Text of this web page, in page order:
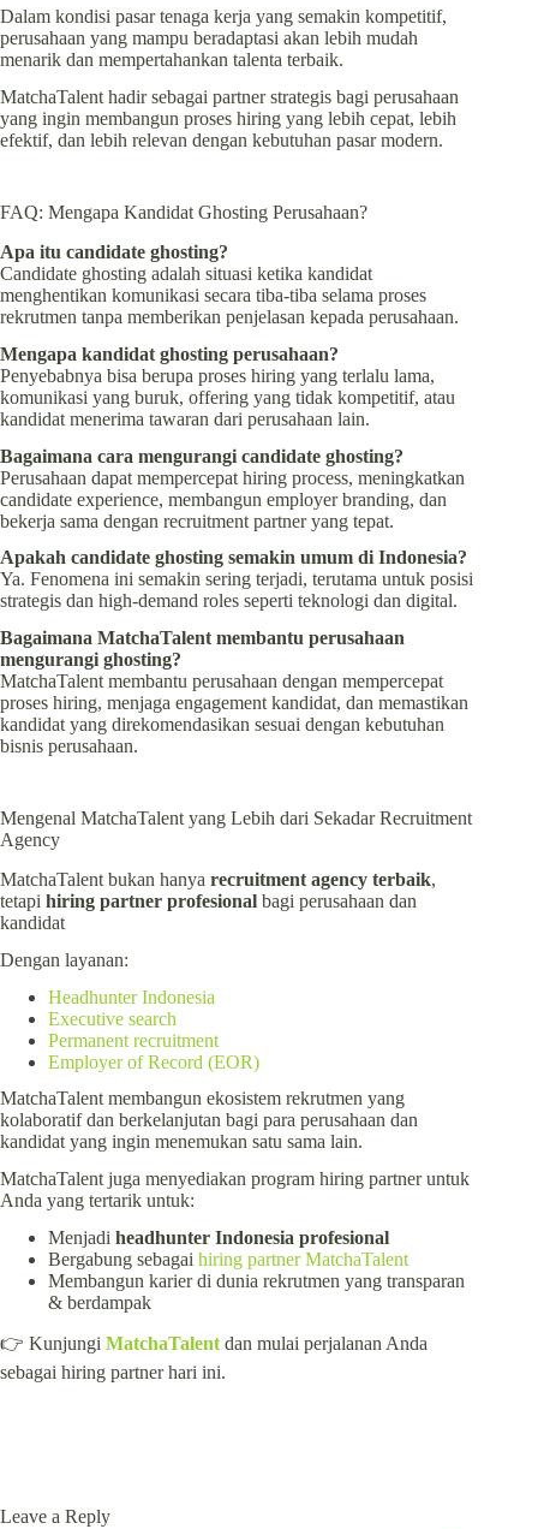
Dalam kondisi pasar tenaga kerja yang semakin kompetitif,
perusahaan yang mampu beradaptasi akan lebih mudah
menarik dan mempertahankan talenta terbaik.
MatchaTalent hadir sebagai partner strategis bagi perusahaan
yang ingin membangun proses hiring yang lebih cepat, lebih
efektif, dan lebih relevan dengan kebutuhan pasar modern.
FAQ: Mengapa Kandidat Ghosting Perusahaan?
Apa itu candidate ghosting?
Candidate ghosting adalah situasi ketika kandidat
menghentikan komunikasi secara tiba-tiba selama proses
rekrutmen tanpa memberikan penjelasan kepada perusahaan.
Mengapa kandidat ghosting perusahaan?
Penyebabnya bisa berupa proses hiring yang terlalu lama,
komunikasi yang buruk, offering yang tidak kompetitif, atau
kandidat menerima tawaran dari perusahaan lain.
Bagaimana cara mengurangi candidate ghosting?
Perusahaan dapat mempercepat hiring process, meningkatkan
candidate experience, membangun employer branding, dan
bekerja sama dengan recruitment partner yang tepat.
Apakah candidate ghosting semakin umum di Indonesia?
Ya. Fenomena ini semakin sering terjadi, terutama untuk posisi
strategis dan high-demand roles seperti teknologi dan digital.
Bagaimana MatchaTalent membantu perusahaan
mengurangi ghosting?
MatchaTalent membantu perusahaan dengan mempercepat
proses hiring, menjaga engagement kandidat, dan memastikan
kandidat yang direkomendasikan sesuai dengan kebutuhan
bisnis perusahaan.
Mengenal MatchaTalent yang Lebih dari Sekadar Recruitment
Agency
MatchaTalent bukan hanya recruitment agency terbaik,
tetapi hiring partner profesional bagi perusahaan dan
kandidat
Dengan layanan:
Headhunter Indonesia
Executive search
Permanent recruitment
Employer of Record (EOR)
MatchaTalent membangun ekosistem rekrutmen yang
kolaboratif dan berkelanjutan bagi para perusahaan dan
kandidat yang ingin menemukan satu sama lain.
MatchaTalent juga menyediakan program hiring partner untuk
Anda yang tertarik untuk:
Menjadi headhunter Indonesia profesional
Bergabung sebagai hiring partner MatchaTalent
Membangun karier di dunia rekrutmen yang transparan
& berdampak
👉 Kunjungi MatchaTalent dan mulai perjalanan Anda
sebagai hiring partner hari ini.
Leave a Reply